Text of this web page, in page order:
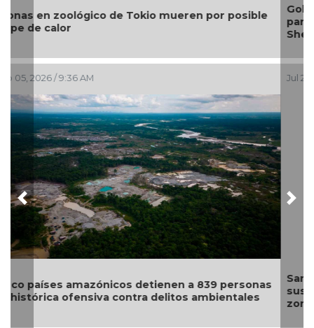
Gobierno invierte 2 mil mdp y refuerza estrategia
para contener el sargazo en Quintana Roo:
Sheinbaum
Jul 29, 2026 / 9:57 AM
Santuario Apapacho, con diez años de servicio,
suspende actividades debido a la violencia en la
zona de Mazatlán
Previous